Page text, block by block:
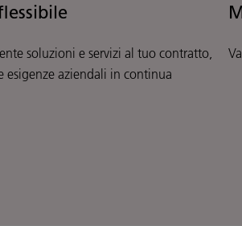
soluzioni e servizi al tuo contratto,
esigenze aziendali in continua